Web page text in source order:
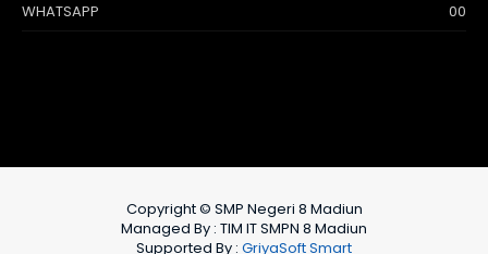
WHATSAPP
00
Copyright © SMP Negeri 8 Madiun
Managed By : TIM IT SMPN 8 Madiun
Supported By : GriyaSoft Smart